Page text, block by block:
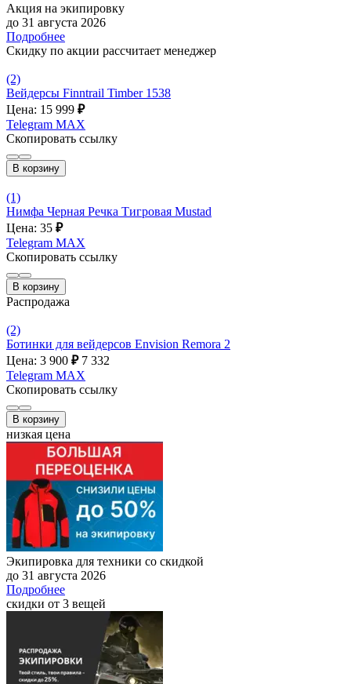
Акция на экипировку
до 31 августа 2026
Подробнее
Скидку по акции рассчитает менеджер
(2)
Вейдерсы Finntrail Timber 1538
Цена: 15 999 ₽
Telegram MAX
Скопировать ссылку
В корзину
(1)
Нимфа Черная Речка Тигровая Mustad
Цена: 35 ₽
Telegram MAX
Скопировать ссылку
В корзину
Распродажа
(2)
Ботинки для вейдерсов Envision Remora 2
Цена: 3 900 ₽ 7 332
Telegram MAX
Скопировать ссылку
В корзину
низкая цена
Экипировка для техники со скидкой
до 31 августа 2026
Подробнее
скидки от 3 вещей